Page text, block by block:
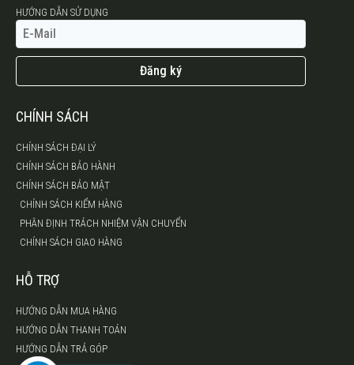
HƯỚNG DẪN SỬ DỤNG
Đăng ký
CHÍNH SÁCH
CHÍNH SÁCH ĐẠI LÝ
CHÍNH SÁCH BẢO HÀNH
CHÍNH SÁCH BẢO MẬT
CHÍNH SÁCH KIỂM HÀNG
PHÂN ĐỊNH TRÁCH NHIỆM VẬN CHUYỂN
CHÍNH SÁCH GIAO HÀNG
HỖ TRỢ
HƯỚNG DẪN MUA HÀNG
HƯỚNG DẪN THANH TOÁN
HƯỚNG DẪN TRẢ GÓP